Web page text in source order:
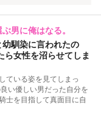
男に俺はなる。
馴染に言われたの
ら女性を沼らせてしま
ている姿を見てしまっ
い優しい男だった自分を
士を目指して真面目に自